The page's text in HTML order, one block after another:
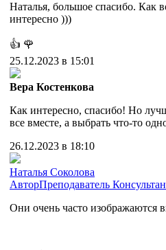
Наталья, большое спасибо. Как
интересно )))
👍 🌹
25.12.2023 в 15:01
Вера Костенкова
Как интересно, спасибо! Но
все вместе, а выбрать что-то
26.12.2023 в 18:10
Наталья Соколова
АвторПреподаватель
Они очень часто изображаются